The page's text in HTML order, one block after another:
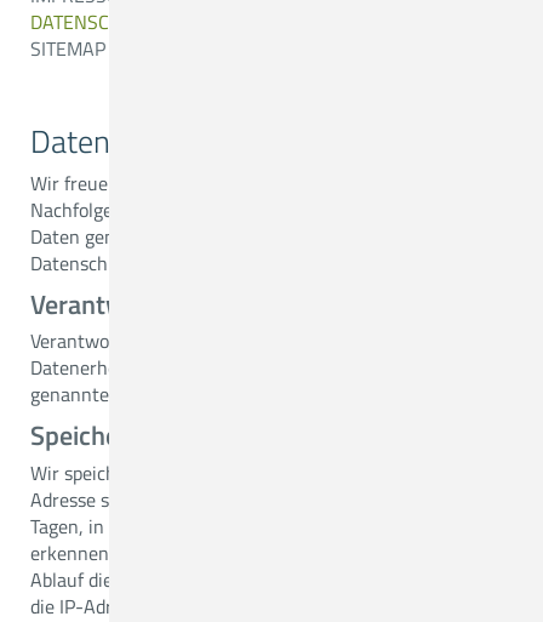
DATENSCHUTZ
SITEMAP
Datenschutzerklärung
Wir freuen uns über Ihren Besuch auf unseren Webseiten.
Nachfolgend möchten wir Sie über den Umgang mit Ihren
Daten gem. § 15 des Gesetzes über den Kirchlichen
Datenschutz (KDG) informieren.
Verantwortlicher
Verantwortlich für die nachfolgend dargestellte
Datenerhebung und Verarbeitung ist die im Impressum
genannte Stelle.
Speicherung der IP-Adresse
Wir speichern die von Ihrem Webbrowser übermittelte IP-
Adresse streng zweckge-bunden für die Dauer von 30
Tagen, in dem Interesse, Angriffe auf unsere Web-seiten
erkennen, eingrenzen und beseitigen zu können. Nach
Ablauf dieser Zeitspanne löschen bzw. anonymisieren wir
die IP-Adresse. Rechtsgrundlage ist § 6 Abs. 1 lit. g KDG.